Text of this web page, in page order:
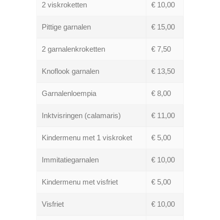
2 viskroketten € 10,00
Pittige garnalen € 15,00
2 garnalenkroketten € 7,50
Knoflook garnalen € 13,50
Garnalenloempia € 8,00
Inktvisringen (calamaris) € 11,00
Kindermenu met 1 viskroket € 5,00
Immitatiegarnalen € 10,00
Kindermenu met visfriet € 5,00
Visfriet € 10,00